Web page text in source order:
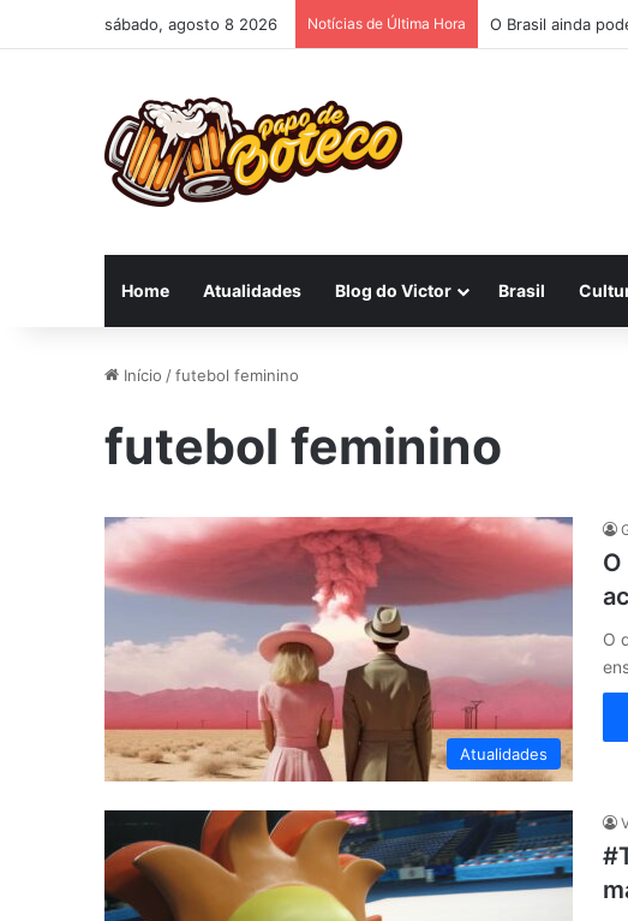
sábado, agosto 8 2026 Notícias de Última Hora O Brasil ainda
Home Atualidades Blog do Victor Brasil
Início /futebol feminino
futebol feminino
Atualidades
O